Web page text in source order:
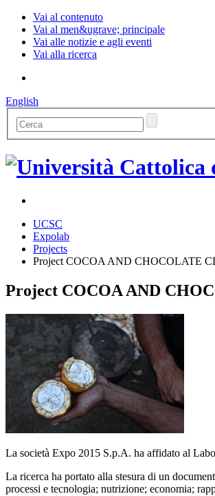
Vai al contenuto
Vai al men&ugrave; principale
Vai alle notizie e agli eventi
Vai alla ricerca
English
UCSC
Expolab
Projects
Project COCOA AND CHOCOLATE
Project COCOA AND
La società Expo 2015 S.p.A. ha affidato al
La ricerca ha portato alla stesura di un
processi e tecnologia; nutrizione; economia;